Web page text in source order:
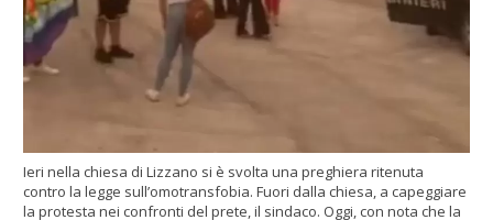
Ieri nella chiesa di Lizzano si è svolta una preghiera ritenuta
contro la legge sull’omotransfobia. Fuori dalla chiesa, a capeggiare
la protesta nei confronti del prete, il sindaco. Oggi, con nota che la